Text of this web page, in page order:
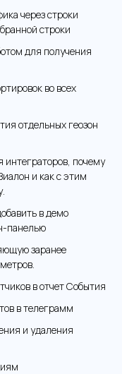
через строки
строки
для получения
во всех
отдельных геозон
почему
и как с этим
в демо
панелью
заранее
в отчет События
в телеграмм
и удаления